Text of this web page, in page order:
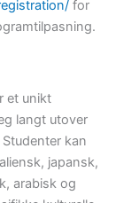
for
et unikt
langt utover
kan
japansk,
arabisk og